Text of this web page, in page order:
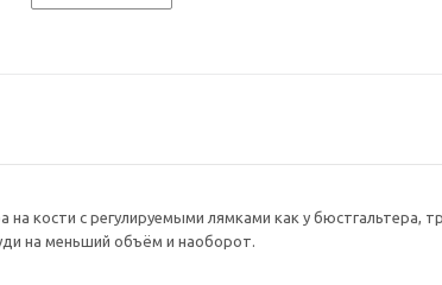
кости с регулируемыми лямками как у бюстгальтера,
на меньший объём и наоборот.